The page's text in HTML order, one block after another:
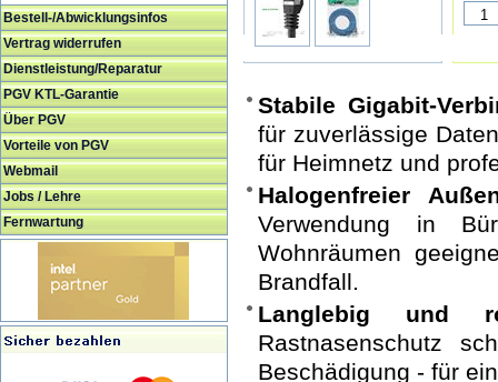
Bestell-/Abwicklungsinfos
Vertrag widerrufen
Dienstleistung/Reparatur
PGV KTL-Garantie
Über PGV
Vorteile von PGV
Webmail
Jobs / Lehre
Fernwartung
Stabile Gigabit-
für zuverlässige
für Heimnetz und
Halogenfreier
Verwendung in
Wohnräumen
Brandfall.
Langlebig und
Rastnasenschutz
Beschädigung - für